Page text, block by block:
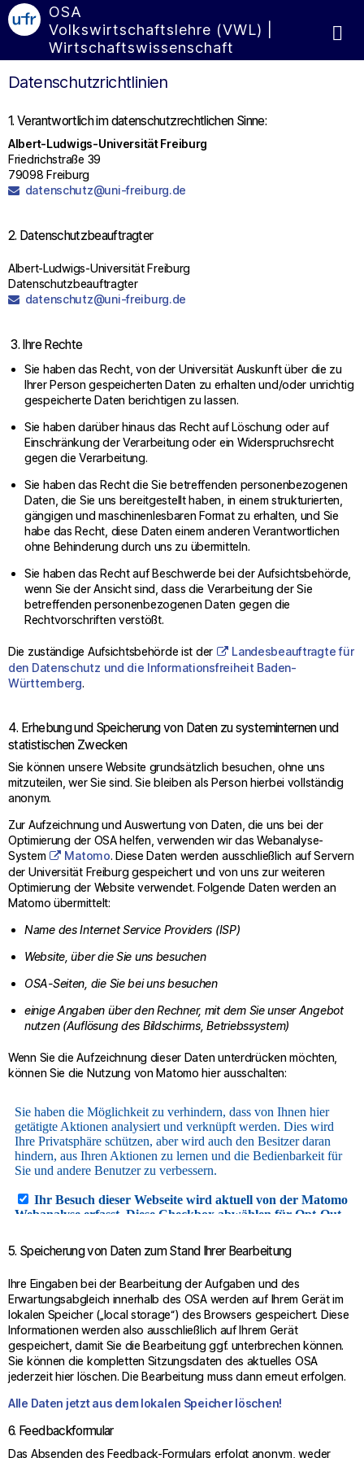
OSA
Volkswirtschaftslehre (VWL) |
Wirtschaftswissenschaft
Datenschutzrichtlinien
1. Verantwortlich im datenschutzrechtlichen Sinne:
Albert-Ludwigs-Universität Freiburg
Friedrichstraße 39
79098 Freiburg
datenschutz@uni-freiburg.de
2. Datenschutzbeauftragter
Albert-Ludwigs-Universität Freiburg
Datenschutzbeauftragter
datenschutz@uni-freiburg.de
3. Ihre Rechte
Sie haben das Recht, von der Universität Auskunft über die zu
Ihrer Person gespeicherten Daten zu erhalten und/oder unrichtig
gespeicherte Daten berichtigen zu lassen.
Sie haben darüber hinaus das Recht auf Löschung oder auf
Einschränkung der Verarbeitung oder ein Widerspruchsrecht
gegen die Verarbeitung.
Sie haben das Recht die Sie betreffenden personenbezogenen
Daten, die Sie uns bereitgestellt haben, in einem strukturierten,
gängigen und maschinenlesbaren Format zu erhalten, und Sie
habe das Recht, diese Daten einem anderen Verantwortlichen
ohne Behinderung durch uns zu übermitteln.
Sie haben das Recht auf Beschwerde bei der Aufsichtsbehörde,
wenn Sie der Ansicht sind, dass die Verarbeitung der Sie
betreffenden personenbezogenen Daten gegen die
Rechtvorschriften verstößt.
Die zuständige Aufsichtsbehörde ist der
Landesbeauftragte für
den Datenschutz und die Informationsfreiheit Baden-
Württemberg.
4. Erhebung und Speicherung von Daten zu systeminternen und
statistischen Zwecken
Sie können unsere Website grundsätzlich besuchen, ohne uns
mitzuteilen, wer Sie sind. Sie bleiben als Person hierbei vollständig
anonym.
Zur Aufzeichnung und Auswertung von Daten, die uns bei der
Optimierung der OSA helfen, verwenden wir das Webanalyse-
System
Matomo. Diese Daten werden ausschließlich auf Servern
der Universität Freiburg gespeichert und von uns zur weiteren
Optimierung der Website verwendet. Folgende Daten werden an
Matomo übermittelt:
Name des Internet Service Providers (ISP)
Website, über die Sie uns besuchen
OSA-Seiten, die Sie bei uns besuchen
einige Angaben über den Rechner, mit dem Sie unser Angebot
nutzen (Auflösung des Bildschirms, Betriebssystem)
Wenn Sie die Aufzeichnung dieser Daten unterdrücken möchten,
können Sie die Nutzung von Matomo hier ausschalten:
5. Speicherung von Daten zum Stand Ihrer Bearbeitung
Ihre Eingaben bei der Bearbeitung der Aufgaben und des
Erwartungsabgleich innerhalb des OSA werden auf Ihrem Gerät im
lokalen Speicher („local storage“) des Browsers gespeichert. Diese
Informationen werden also ausschließlich auf Ihrem Gerät
gespeichert, damit Sie die Bearbeitung ggf. unterbrechen können.
Sie können die kompletten Sitzungsdaten des aktuelles OSA
jederzeit hier löschen. Die Bearbeitung muss dann erneut erfolgen.
Alle Daten jetzt aus dem lokalen Speicher löschen!
6. Feedbackformular
Das Absenden des Feedback-Formulars erfolgt anonym, weder